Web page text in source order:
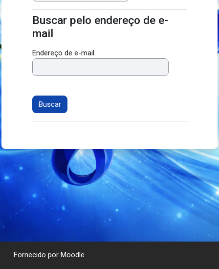
Buscar pelo endereço de e-mail
Buscar pelo endereço de e-
mail
Endereço de e-mail
Fornecido por Moodle